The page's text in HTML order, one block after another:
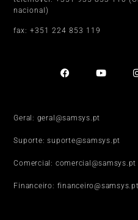
nacional)
fax: +351 224 853 119
Geral: geral@samsys.pt
Suporte: suporte@samsys.pt
Comercial: comercial@samsys.pt
Financeiro: financeiro@samsys.pt